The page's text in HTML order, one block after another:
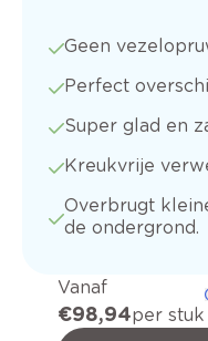
Geen
Perfect
Super glad en
Kreukvrije
Overbrugt
de ondergrond.
Vanaf
€ 98,94per stuk